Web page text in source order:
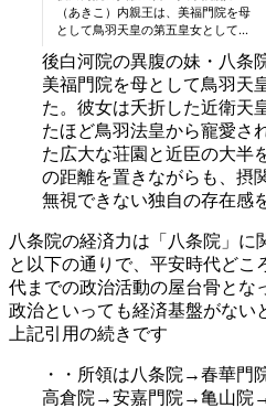
後白河院の異腹の妹・八条
美福門院を母として鳥羽天
た。彼女は夭折した近衛天
たほど鳥羽法皇から寵愛さ
た広大な荘園と近臣の大半
の距離を置きながらも、摂
無視できない独自の存在感
八条院の経済力は「八条院」に
と以下の通りで、平安時代どこ
代までの政治活動の屋台骨とな
政治といっても経済基盤がない
上記引用の続きです
・・所領は八条院→春華
高倉院→安嘉門院→亀山院